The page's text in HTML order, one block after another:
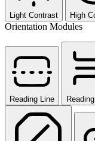
Light Contrast High
Orientation Modules
Reading Line